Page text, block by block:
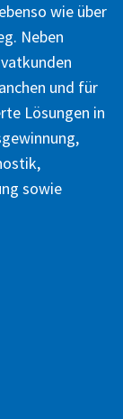
wie über
Neben
und für
Lösungen in
sowie